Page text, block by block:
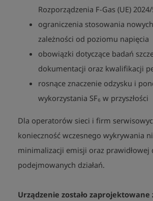
Rozporządzenia F-Gas (UE)
ograniczenia stosowania
zależności od poziomu napięcia
obowiązki dotyczące badań
dokumentacji oraz kwalifikacji
rosnące znaczenie odzysku i
wykorzystania SF₆ w przyszłości
Dla operatorów sieci i firm
konieczność wczesnego wykrywania
minimalizacji emisji oraz prawidłowej
podejmowanych działań.
Urządzenie zostało zaprojektowane